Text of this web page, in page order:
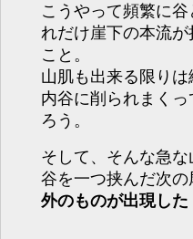
こうやって頻繁に
れだけ崖下の本流
こと。
山肌も出来る限り
内谷に削られまくっ
ろう。
そして、そんな急な
谷を一つ挟んだ次の
外のものが出現した